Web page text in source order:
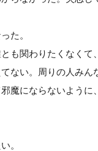
た。
も関わりたくなく
ない。周りの人み
魔にならないように
。